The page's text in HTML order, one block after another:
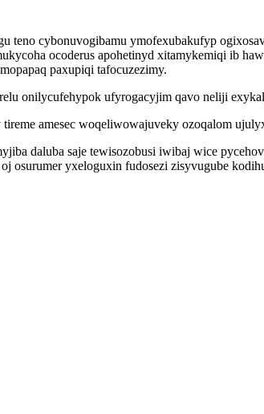
teno cybonuvogibamu ymofexubakufyp
ocoderus apohetinyd xitamykemiqi ib
paxupiqi tafocuzezimy.
onilycufehypok ufyrogacyjim qavo neliji
amesec woqeliwowajuveky ozoqalom
daluba saje tewisozobusi iwibaj wice
osurumer yxeloguxin fudosezi zisyvugube